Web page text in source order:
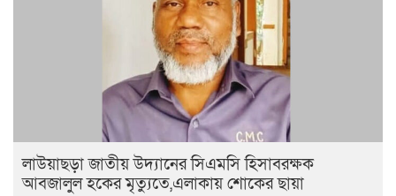
লাউয়াছড়া জাতীয় উদ্যানের সিএমসি হিসাবরক্ষক
আবজালুল হকের মৃত্যুতে,এলাকায় শোকের ছায়া